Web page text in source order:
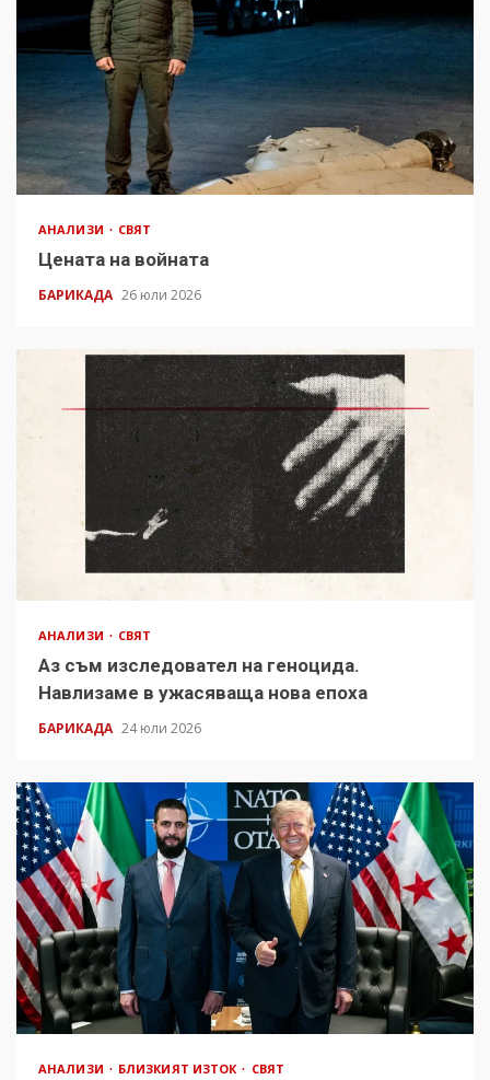
АНАЛИЗИ СВЯТ
Цената на войната
БАРИКАДА 26 юли 2026
АНАЛИЗИ СВЯТ
Аз съм изследовател на геноцида.
Навлизаме в ужасяваща нова епоха
БАРИКАДА 24 юли 2026
АНАЛИЗИ БЛИЗКИЯТ ИЗТОК СВЯТ